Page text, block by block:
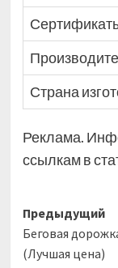
Страна
Реклама.
ссылкам в
записи
Предыдущий
Беговая
(Лучшая цена)